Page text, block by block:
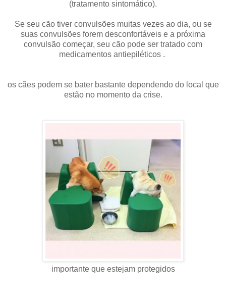
(tratamento sintomático).
Se seu cão tiver convulsões muitas vezes ao dia, ou se
suas convulsões forem desconfortáveis ​​e a próxima
convulsão começar, seu cão pode ser tratado com
medicamentos antiepiléticos .
os cães podem se bater bastante dependendo do local que
estão no momento da crise.
importante que estejam protegidos